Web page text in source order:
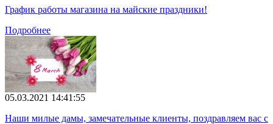
График работы магазина на майские праздники!
Подробнее
05.03.2021 14:41:55
Наши милые дамы, замечательные клиенты, поздравляем вас с